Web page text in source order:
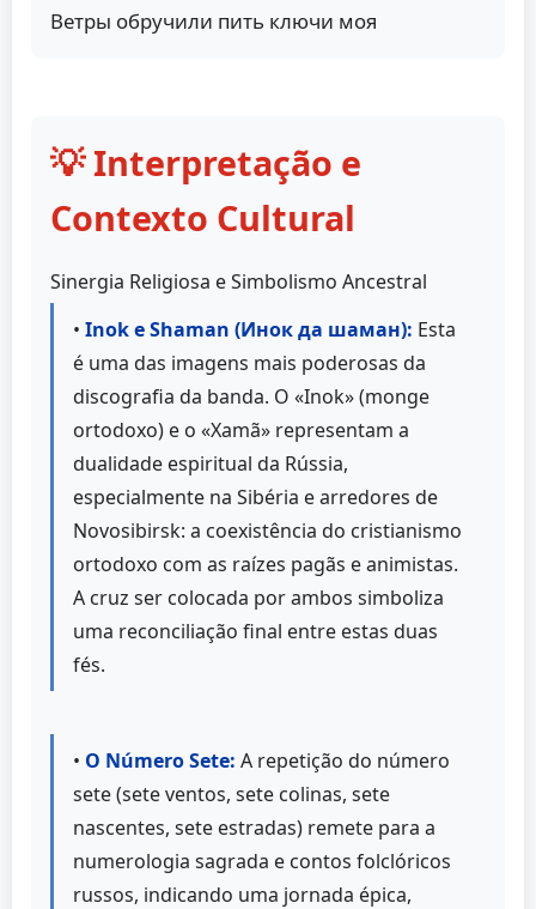
Ветры обручили пить ключи моя
💡 Interpretação e
Contexto Cultural
Sinergia Religiosa e Simbolismo Ancestral
• Inok e Shaman (Инок да шаман): Esta
é uma das imagens mais poderosas da
discografia da banda. O «Inok» (monge
ortodoxo) e o «Xamã» representam a
dualidade espiritual da Rússia,
especialmente na Sibéria e arredores de
Novosibirsk: a coexistência do cristianismo
ortodoxo com as raízes pagãs e animistas.
A cruz ser colocada por ambos simboliza
uma reconciliação final entre estas duas
fés.
• O Número Sete: A repetição do número
sete (sete ventos, sete colinas, sete
nascentes, sete estradas) remete para a
numerologia sagrada e contos folclóricos
russos, indicando uma jornada épica,